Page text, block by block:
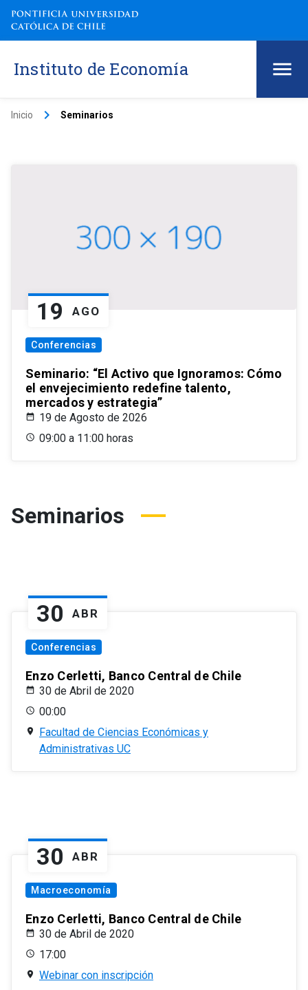
Instituto de Economía
Inicio keyboard_arrow_right Seminarios
19 AGO
Conferencias
Seminario: “El Activo que Ignoramos: Cómo
el envejecimiento redefine talento,
mercados y estrategia”
19 de Agosto de 2026
09:00 a 11:00 horas
Seminarios
30 ABR
Conferencias
Enzo Cerletti, Banco Central de Chile
30 de Abril de 2020
00:00
Facultad de Ciencias Económicas y
Administrativas UC
30 ABR
Macroeconomía
Enzo Cerletti, Banco Central de Chile
30 de Abril de 2020
17:00
Webinar con inscripción